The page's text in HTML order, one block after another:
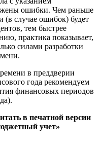
ошибки. Чем раньше
(в случае ошибок) будет
тем быстрее
практика показывает,
силами разработки
в преддверии
года рекомендуем
финансовых периодов
в печатной версии
учет»